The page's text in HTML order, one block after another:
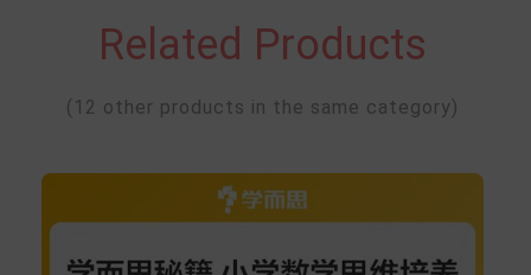
Related Products
(12 other products in the same category)